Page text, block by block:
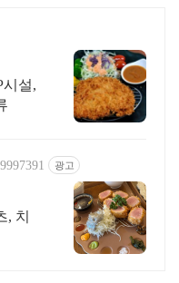
시설,
광고
, 치